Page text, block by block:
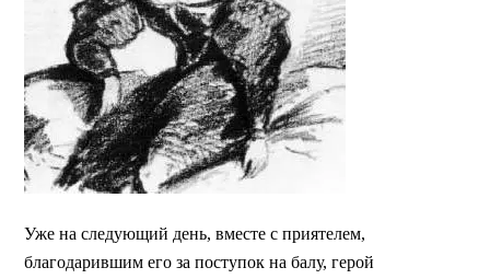
Уже на следующий день, вместе с приятелем,
благодарившим его за поступок на балу, герой